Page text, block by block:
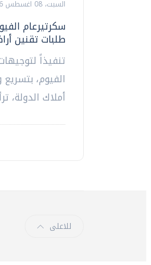
السبت، 08 اغسطس 2026 01:19 م
سكرتيرعام
طلبات تقنين
تنفيذاً
الفيوم،
أملاك الدولة،
للاعلى